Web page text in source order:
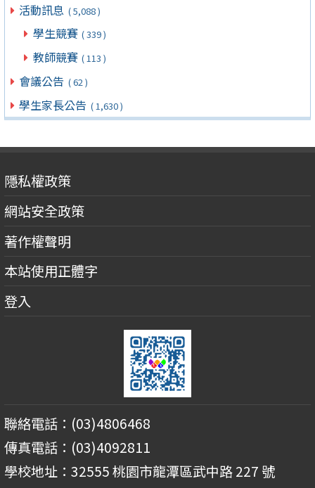
活動訊息 ( 5,088 )
學生競賽 ( 339 )
教師競賽 ( 113 )
會議公告 ( 62 )
學生家長公告 ( 1,630 )
隱私權政策
網站安全政策
著作權聲明
本站使用正體字
登入
聯絡電話：(03)4806468
傳真電話：(03)4092811
學校地址：32555 桃園市龍潭區武中路 227 號